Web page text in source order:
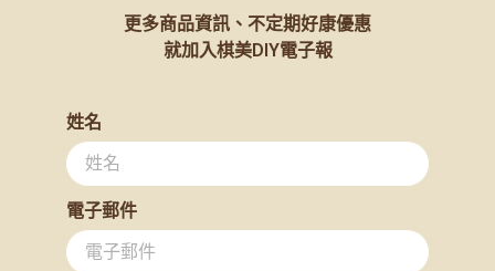
更多商品資訊、不定期好康優惠
就加入棋美DIY電子報
姓名
電子郵件